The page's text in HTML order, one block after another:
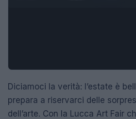
Diciamoci la verità: l’estate è
prepara a riservarci delle
dell’arte. Con la Lucca Art Fair